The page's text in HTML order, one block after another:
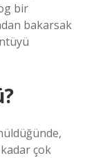
bir
bakarsak
çok